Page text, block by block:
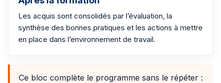
Les acquis sont consolidés par l’évaluation, la
synthèse des bonnes pratiques et les actions à mettre
en place dans l’environnement de travail.
Ce bloc complète le programme sans le répéter :